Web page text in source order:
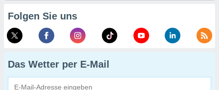
Folgen Sie uns
Das Wetter per E-Mail